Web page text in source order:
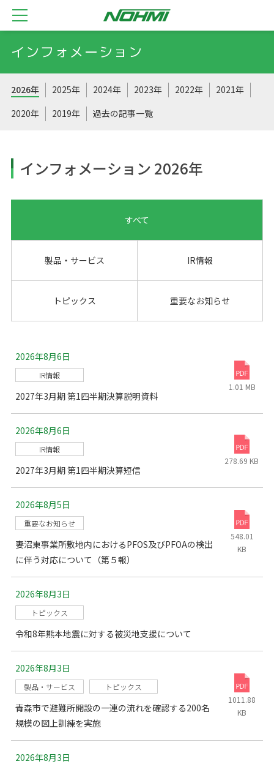
インフォメーション
2026年 2025年 2024年 2023年 2022年
2021年
2020年
2019年 過去の記事一覧
インフォメーション 2026年
すべて
製品・サービス IR情報
トピックス 重要なお知らせ
2026年8月6日
IR情報
2027年3月期 第1四半期決算説明資料
1.01 MB
2026年8月6日
IR情報
2027年3月期 第1四半期決算短信
278.69 KB
2026年8月5日
重要なお知らせ
妻沼東事業所敷地内におけるPFOS及びPFOAの検出
に伴う対応について（第５報）
548.01
KB
2026年8月3日
トピックス
令和8年熊本地震に対する被災地支援について
2026年8月3日
製品・サービス トピックス
青森市で避難所開設の一連の流れを確認する200名
規模の図上訓練を実施
1011.88
KB
2026年8月3日